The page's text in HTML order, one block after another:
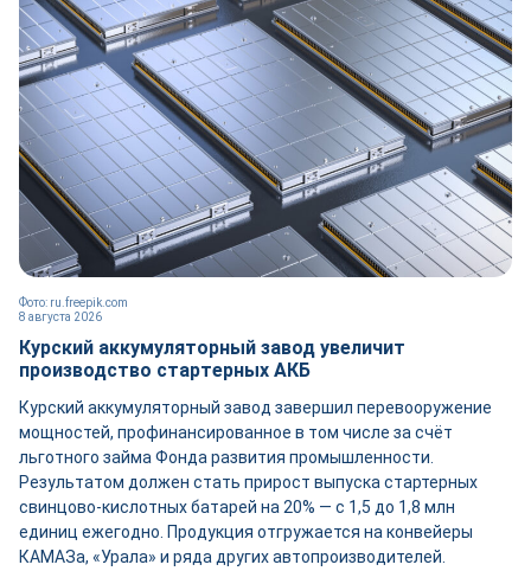
8 августа 2026
Фото: ru.freepik.com
Курский аккумуляторный завод увеличит
производство стартерных АКБ
Курский аккумуляторный завод завершил перевооружение
мощностей, профинансированное в том числе за счёт
льготного займа Фонда развития промышленности.
Результатом должен стать прирост выпуска стартерных
свинцово-кислотных батарей на 20% — с 1,5 до 1,8 млн
единиц ежегодно. Продукция отгружается на конвейеры
КАМАЗа, «Урала» и ряда других автопроизводителей.